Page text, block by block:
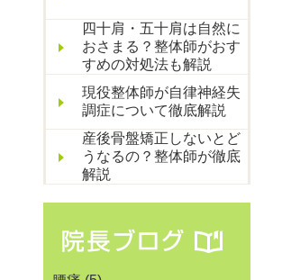
四十肩・五十肩は自然に
おさまる？整体師がおす
すめの対処法も解説
現役整体師が自律神経失
調症について徹底解説
産後骨盤矯正しないとど
うなるの？整体師が徹底
解説